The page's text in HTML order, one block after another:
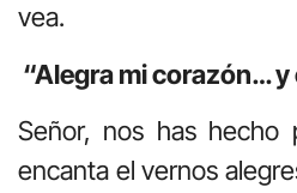
vea.
“Alegra mi corazón… y
Señor, nos has hecho
encanta el vernos